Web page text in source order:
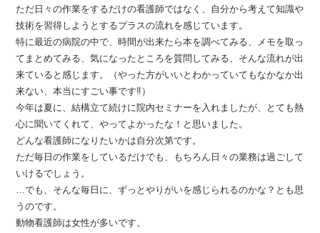
ただ日々の作業をするだけの看護師ではなく、自分から考えて知識や
技術を習得しようとするプラスの流れを感じています。
特に最近の病院の中で、時間が出来たら本を調べてみる、メモを取っ
てまとめてみる、気になったところを質問してみる、そんな流れが出
来ていると感じます。（やった方がいいとわかっていてもなかなか出
来ない、本当にすごい事です‼︎）
今年は夏に、結構立て続けに院内セミナーを入れましたが、とても熱
心に聞いてくれて、やってよかったな！と思いました。
どんな看護師になりたいかは自分次第です。
ただ毎日の作業をしているだけでも、もちろん日々の業務は過ごして
いけるでしょう。
…でも、そんな毎日に、ずっとやりがいを感じられるのかな？とも思
うのです。
動物看護師は女性が多いです。